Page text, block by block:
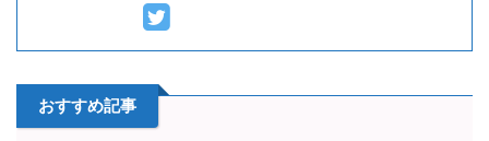
おすすめ記事